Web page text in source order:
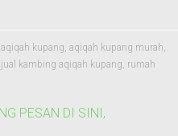
aqiqah kupang, aqiqah kupang murah,
jual kambing aqiqah kupang, rumah